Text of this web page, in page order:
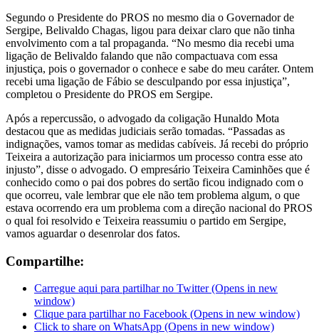
Segundo o Presidente do PROS no mesmo dia o Governador de
Sergipe, Belivaldo Chagas, ligou para deixar claro que não tinha
envolvimento com a tal propaganda. “No mesmo dia recebi uma
ligação de Belivaldo falando que não compactuava com essa
injustiça, pois o governador o conhece e sabe do meu caráter. Ontem
recebi uma ligação de Fábio se desculpando por essa injustiça”,
completou o Presidente do PROS em Sergipe.
Após a repercussão, o advogado da coligação Hunaldo Mota
destacou que as medidas judiciais serão tomadas. “Passadas as
indignações, vamos tomar as medidas cabíveis. Já recebi do próprio
Teixeira a autorização para iniciarmos um processo contra esse ato
injusto”, disse o advogado. O empresário Teixeira Caminhões que é
conhecido como o pai dos pobres do sertão ficou indignado com o
que ocorreu, vale lembrar que ele não tem problema algum, o que
estava ocorrendo era um problema com a direção nacional do PROS
o qual foi resolvido e Teixeira reassumiu o partido em Sergipe,
vamos aguardar o desenrolar dos fatos.
Compartilhe:
Carregue aqui para partilhar no Twitter (Opens in new
window)
Clique para partilhar no Facebook (Opens in new window)
Click to share on WhatsApp (Opens in new window)